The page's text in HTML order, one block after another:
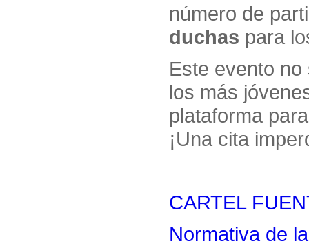
número de
duchas para
Este evento
los más
plataforma
¡Una cita
CARTEL
Normativa de